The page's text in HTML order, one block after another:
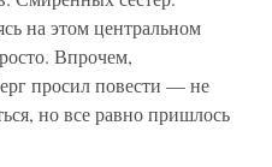
на этом центральном
Впрочем,
просил повести — не
но все равно пришлось